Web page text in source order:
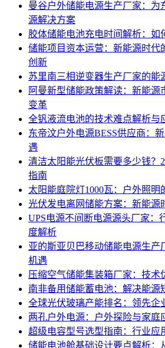
曼谷户外储能电源生产厂家：为
源解决方案
胶体储能电池充电时间解析：如
储能项目资本运营：新能源时代
创新
苏里南三相逆变器生产厂家的能
阿曼新型储能政策解读：新能源
变革
全钒液流电池的技术难点解析与
东帝汶户外电源BESS供应商：
遇
清洁太阳能光伏板需要多少钱？
指南
太阳能庭院灯1000瓦：户外照明
光伏发电离网储能方案：新能源
UPS电源不间断电源源头厂家：
度解析
亚的斯亚贝巴移动储能电源生产
机遇
压缩空气储能集装箱厂家：技术
南非备用储能蓄电池：解决能源
全球光伏玻璃产能排名：领先企
两孔户外电源：户外探险与家庭
超级电容型号选型指南：行业应
储能电池舱基础设计要点解析：